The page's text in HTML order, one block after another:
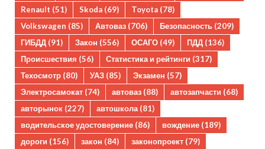
Renault (51) Skoda (69) Toyota (78)
Volkswagen (85) Автоваз (706) Безопасность (209)
ГИБДД (91) Закон (556) ОСАГО (49) ПДД (136)
Происшествия (56) Статистика и рейтинги (317)
Техосмотр (80) УАЗ (85) Экзамен (57)
Электросамокат (74) автоваз (88) автозапчасти (68)
авторынок (227) автошкола(81)
водительское удостоверение (86) вождение (189)
дороги (156) закон (84) законопроект (79)